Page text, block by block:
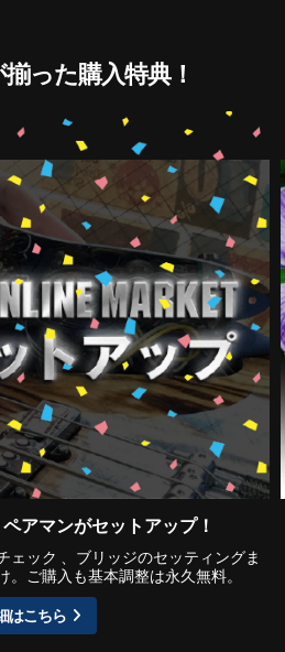
った購入特典！
アマンがセットアップ！
ェック 、ブリッジのセッティングま
ご購入も基本調整は永久無料。
はこちら